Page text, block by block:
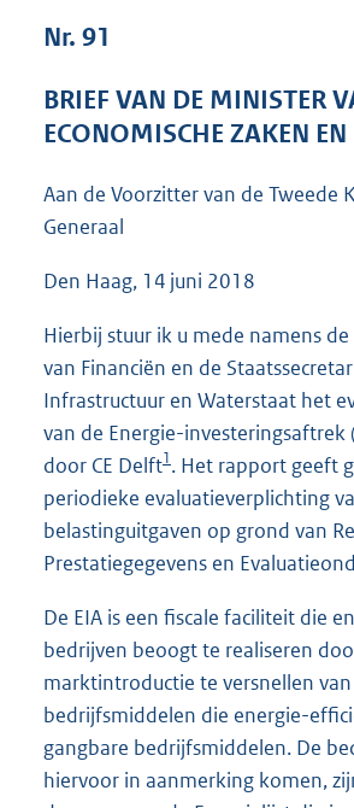
4
K
Nr. 91
BRIEF VAN DE MINISTER
ECONOMISCHE ZAKEN
Aan de Voorzitter van de Tweede
Generaal
Den Haag, 14 juni 2018
Hierbij stuur ik u mede namens de
van Financiën en de
Infrastructuur en Waterstaat het
van de Energie-investeringsaftrek
door CE Delft1. Het rapport geeft
periodieke evaluatieverplichting
belastinguitgaven op grond van
Prestatiegegevens en
De EIA is een fiscale faciliteit die
bedrijven beoogt te realiseren
marktintroductie te versnellen
bedrijfsmiddelen die energie-
gangbare bedrijfsmiddelen. De
hiervoor in aanmerking komen,